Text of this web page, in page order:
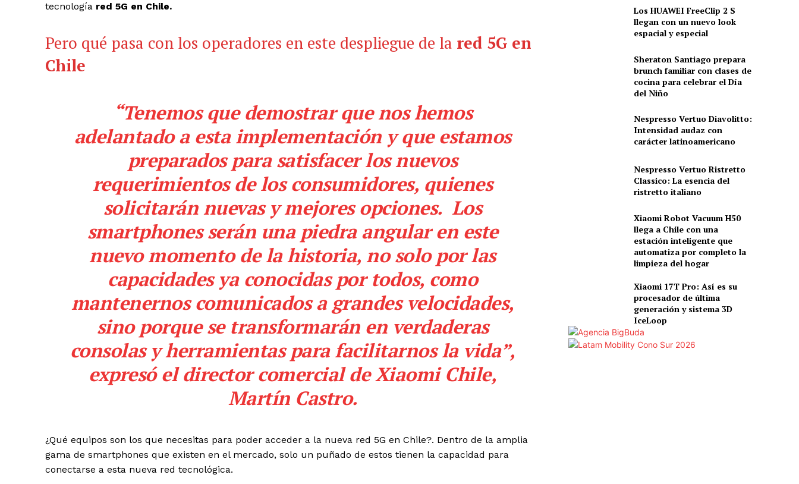
tecnología red 5G en Chile.
Pero qué pasa con los operadores en este despliegue de la red 5G en
Chile
“Tenemos que demostrar que nos hemos
adelantado a esta implementación y que estamos
preparados para satisfacer los nuevos
requerimientos de los consumidores, quienes
solicitarán nuevas y mejores opciones. Los
smartphones serán una piedra angular en este
nuevo momento de la historia, no solo por las
capacidades ya conocidas por todos, como
mantenernos comunicados a grandes velocidades,
sino porque se transformarán en verdaderas
consolas y herramientas para facilitarnos la vida”,
expresó el director comercial de Xiaomi Chile,
Martín Castro.
¿Qué equipos son los que necesitas para poder acceder a la nueva red 5G en Chile?. Dentro de la amplia
gama de smartphones que existen en el mercado, solo un puñado de estos tienen la capacidad para
conectarse a esta nueva red tecnológica.
Los HUAWEI FreeClip 2 S
llegan con un nuevo look
espacial y especial
Sheraton Santiago prepara
brunch familiar con clases de
cocina para celebrar el Día
del Niño
Nespresso Vertuo Diavolitto:
Intensidad audaz con
carácter latinoamericano
Nespresso Vertuo Ristretto
Classico: La esencia del
ristretto italiano
Xiaomi Robot Vacuum H50
llega a Chile con una
estación inteligente que
automatiza por completo la
limpieza del hogar
Xiaomi 17T Pro: Así es su
procesador de última
generación y sistema 3D
IceLoop